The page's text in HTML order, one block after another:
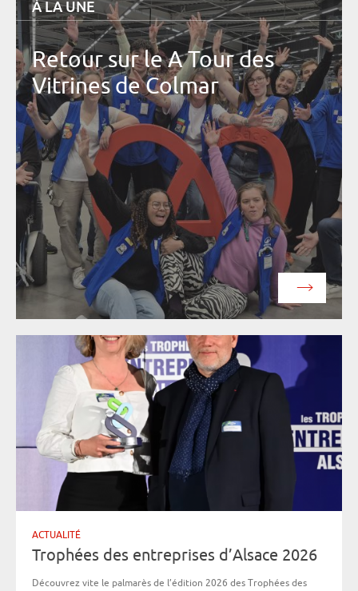
À LA UNE
Retour sur le A Tour des
Vitrines de Colmar
ACTUALITÉ
Trophées des entreprises d’Alsace 2026
Découvrez vite le palmarès de l’édition 2026 des Trophées des